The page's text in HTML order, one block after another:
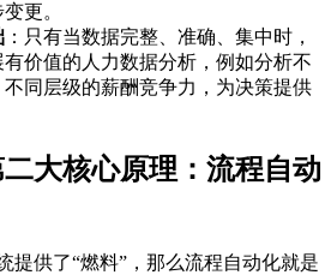
更。
：只有当数据完整、准确、集中时，
价值的人力数据分析，例如分析不
同层级的薪酬竞争力，为决策提供
大核心原理：流程自动
提供了“燃料”，那么流程自动化就是